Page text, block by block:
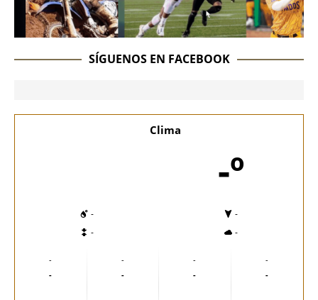
SÍGUENOS EN FACEBOOK
Clima
-º
-
-
-
-
-
-
-
-
-
-
-
-